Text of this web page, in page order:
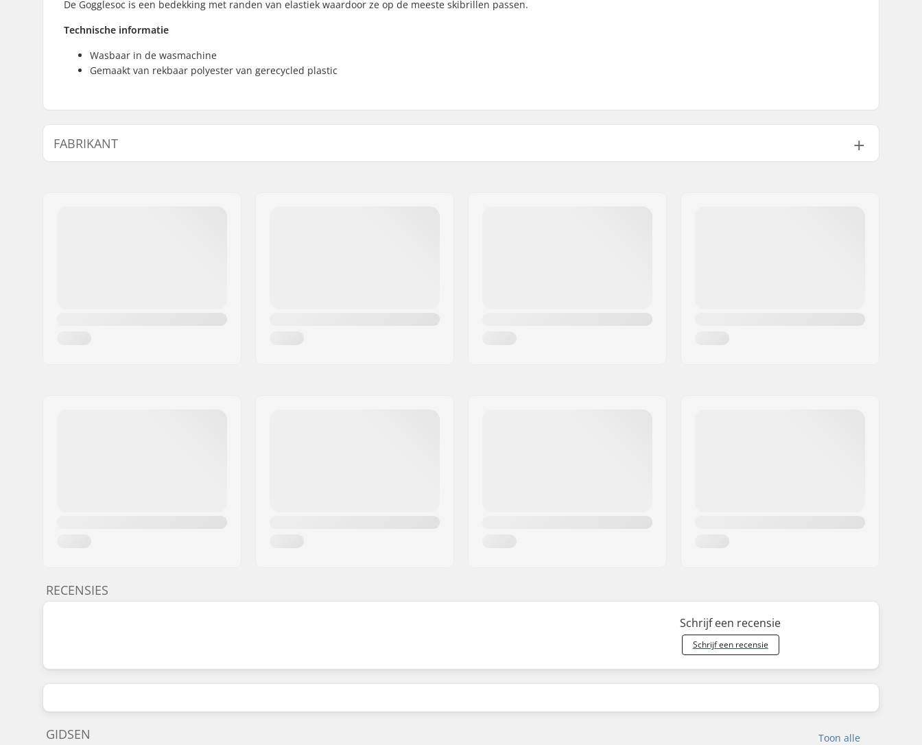
De Gogglesoc is een bedekking met randen van elastiek waardoor ze op de meeste skibrillen passen.
Technische informatie
Wasbaar in de wasmachine
Gemaakt van rekbaar polyester van gerecycled plastic
FABRIKANT
RECENSIES
Schrijf een recensie
Schrijf een recensie
Toon alle
GIDSEN